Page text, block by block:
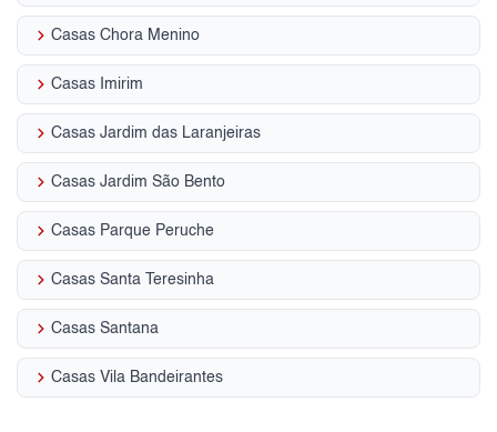
keyboard_arrow_right Casas Chora Menino
keyboard_arrow_right Casas Imirim
keyboard_arrow_right Casas Jardim das Laranjeiras
keyboard_arrow_right Casas Jardim São Bento
keyboard_arrow_right Casas Parque Peruche
keyboard_arrow_right Casas Santa Teresinha
keyboard_arrow_right Casas Santana
keyboard_arrow_right Casas Vila Bandeirantes